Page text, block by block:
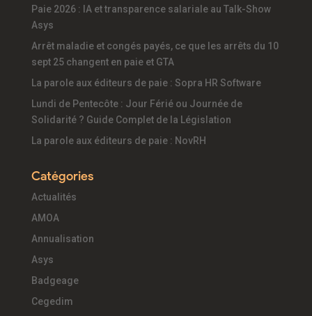
Paie 2026 : IA et transparence salariale au Talk-Show
Asys
Arrêt maladie et congés payés, ce que les arrêts du 10
sept 25 changent en paie et GTA
La parole aux éditeurs de paie : Sopra HR Software
Lundi de Pentecôte : Jour Férié ou Journée de
Solidarité ? Guide Complet de la Législation
La parole aux éditeurs de paie : NovRH
Catégories
Actualités
AMOA
Annualisation
Asys
Badgeage
Cegedim